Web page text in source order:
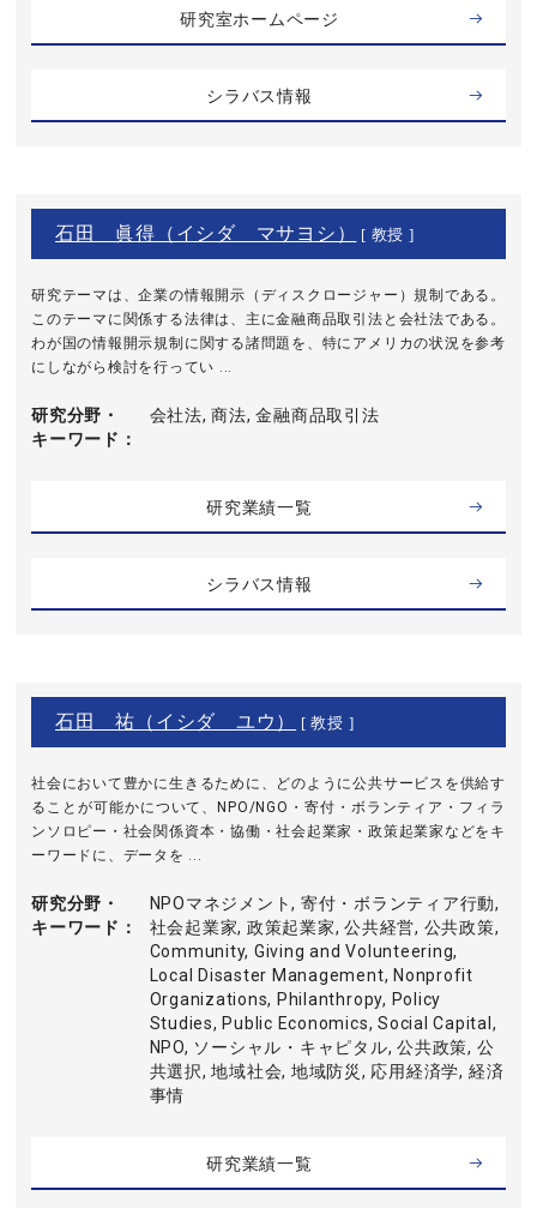
研究室ホームページ
シラバス情報
石田 眞得（イシダ マサヨシ） [ 教授 ]
研究テーマは、企業の情報開示（ディスクロージャー）規制である。
このテーマに関係する法律は、主に金融商品取引法と会社法である。
わが国の情報開示規制に関する諸問題を、特にアメリカの状況を参考
にしながら検討を行ってい ...
研究分野・
キーワード
会社法, 商法, 金融商品取引法
研究業績一覧
シラバス情報
石田 祐（イシダ ユウ） [ 教授 ]
社会において豊かに生きるために、どのように公共サービスを供給す
ることが可能かについて、NPO/NGO・寄付・ボランティア・フィラ
ンソロピー・社会関係資本・協働・社会起業家・政策起業家などをキ
ーワードに、データを ...
研究分野・
キーワード
NPOマネジメント, 寄付・ボランティア行動,
社会起業家, 政策起業家, 公共経営, 公共政策,
Community, Giving and Volunteering,
Local Disaster Management, Nonprofit
Organizations, Philanthropy, Policy
Studies, Public Economics, Social Capital,
NPO, ソーシャル・キャピタル, 公共政策, 公
共選択, 地域社会, 地域防災, 応用経済学, 経済
事情
研究業績一覧